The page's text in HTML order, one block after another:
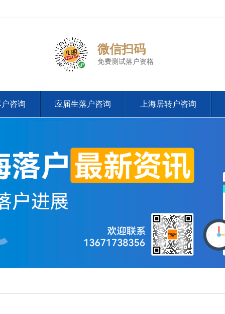
微信扫码
免费测试落户资格
咨询 应届生落户咨询 上海居转户咨询